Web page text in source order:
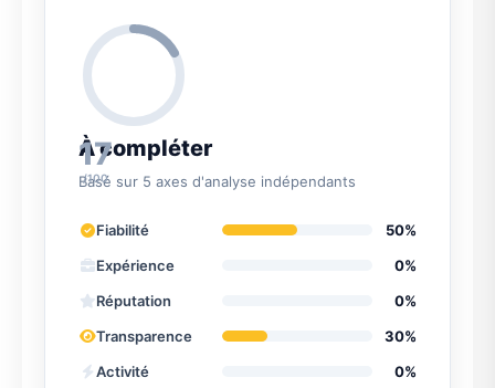
17
/100
À compléter
Basé sur 5 axes d'analyse indépendants
Fiabilité
50%
Expérience
0%
Réputation
0%
Transparence
30%
Activité
0%